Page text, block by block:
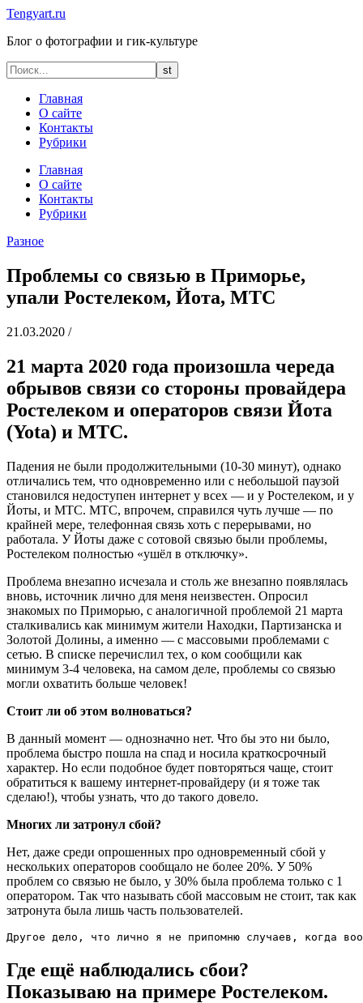
Tengyart.ru
Блог о фотографии и гик-культуре
Главная
О сайте
Контакты
Рубрики
Главная
О сайте
Контакты
Рубрики
Разное
Проблемы со связью в Приморье,
упали Ростелеком, Йота, МТС
21.03.2020 /
21 марта 2020 года произошла череда
обрывов связи со стороны провайдера
Ростелеком и операторов связи Йота
(Yota) и МТС.
Падения не были продолжительными (10-30 минут), однако
отличались тем, что одновременно или с небольшой паузой
становился недоступен интернет у всех — и у Ростелеком, и у
Йоты, и МТС. МТС, впрочем, справился чуть лучше — по
крайней мере, телефонная связь хоть с перерывами, но
работала. У Йоты даже с сотовой связью были проблемы,
Ростелеком полностью «ушёл в отключку».
Проблема внезапно исчезала и столь же внезапно появлялась
вновь, источник лично для меня неизвестен. Опросил
знакомых по Приморью, с аналогичной проблемой 21 марта
сталкивались как минимум жители Находки, Партизанска и
Золотой Долины, а именно — с массовыми проблемами с
сетью. В списке перечислил тех, о ком сообщили как
минимум 3-4 человека, на самом деле, проблемы со связью
могли охватить больше человек!
Стоит ли об этом волноваться?
В данный момент — однозначно нет. Что бы это ни было,
проблема быстро пошла на спад и носила краткосрочный
характер. Но если подобное будет повторяться чаще, стоит
обратиться к вашему интернет-провайдеру (и я тоже так
сделаю!), чтобы узнать, что до такого довело.
Многих ли затронул сбой?
Нет, даже среди опрошенных про одновременный сбой у
нескольких операторов сообщало не более 20%. У 50%
проблем со связью не было, у 30% была проблема только с 1
оператором. Так что называть сбой массовым не стоит, так как
затронута была лишь часть пользователей.
Другое дело, что лично я не припомню случаев, когда
Где ещё наблюдались сбои?
Показываю на примере Ростелеком.